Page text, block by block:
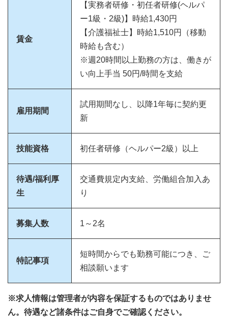
賃金
【実務者研修・初任者研修(ヘルパ
ー1級・2級)】時給1,430円
【介護福祉士】時給1,510円（移動
時給も含む）
※週20時間以上勤務の方は、働きが
い向上手当 50円/時間を支給
雇用期間
試用期間なし、以降1年毎に契約更
新
技能資格 初任者研修（ヘルパー2級）以上
待遇/福利厚
生
交通費規定内支給、労働組合加入あ
り
募集人数 1～2名
特記事項
短時間からでも勤務可能につき、ご
相談願います
※求人情報は管理者が内容を保証するものではありませ
ん。待遇など諸条件はご自身でご確認ください。